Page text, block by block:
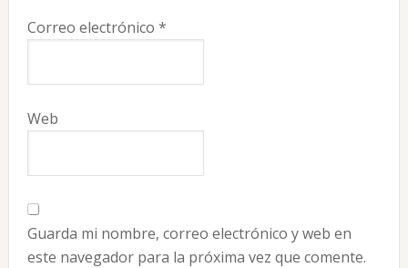
Correo electrónico *
Web
Guarda mi nombre, correo electrónico y web en
este navegador para la próxima vez que comente.